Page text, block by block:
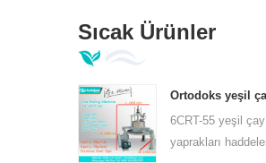
Sıcak Ürünler
6CRT-55 yeşil çay
yaprakları